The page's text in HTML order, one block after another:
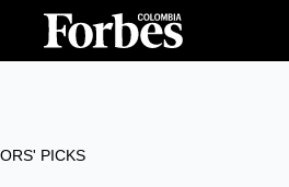
PICKS